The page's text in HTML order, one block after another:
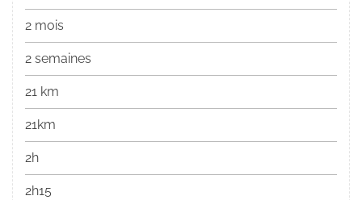
2 mois
2 semaines
21 km
21km
2h
2h15